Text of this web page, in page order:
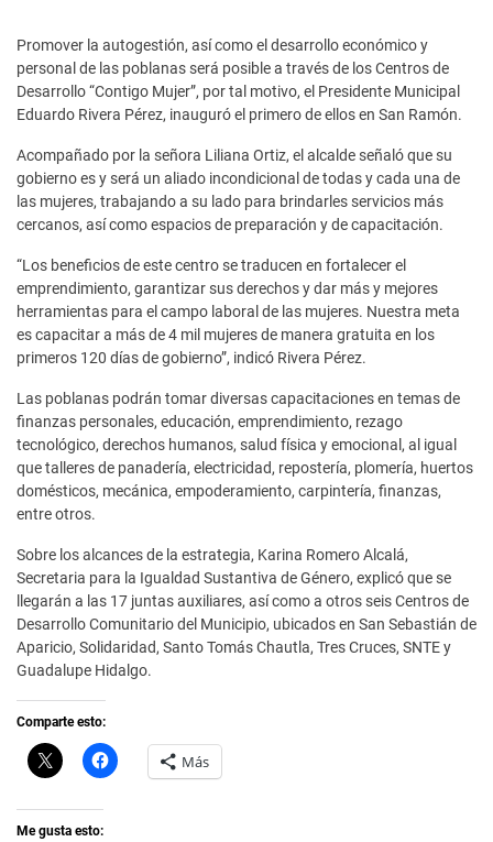
Promover la autogestión, así como el desarrollo económico y
personal de las poblanas será posible a través de los Centros de
Desarrollo “Contigo Mujer”, por tal motivo, el Presidente Municipal
Eduardo Rivera Pérez, inauguró el primero de ellos en San Ramón.
Acompañado por la señora Liliana Ortiz, el alcalde señaló que su
gobierno es y será un aliado incondicional de todas y cada una de
las mujeres, trabajando a su lado para brindarles servicios más
cercanos, así como espacios de preparación y de capacitación.
“Los beneficios de este centro se traducen en fortalecer el
emprendimiento, garantizar sus derechos y dar más y mejores
herramientas para el campo laboral de las mujeres. Nuestra meta
es capacitar a más de 4 mil mujeres de manera gratuita en los
primeros 120 días de gobierno”, indicó Rivera Pérez.
Las poblanas podrán tomar diversas capacitaciones en temas de
finanzas personales, educación, emprendimiento, rezago
tecnológico, derechos humanos, salud física y emocional, al igual
que talleres de panadería, electricidad, repostería, plomería, huertos
domésticos, mecánica, empoderamiento, carpintería, finanzas,
entre otros.
Sobre los alcances de la estrategia, Karina Romero Alcalá,
Secretaria para la Igualdad Sustantiva de Género, explicó que se
llegarán a las 17 juntas auxiliares, así como a otros seis Centros de
Desarrollo Comunitario del Municipio, ubicados en San Sebastián de
Aparicio, Solidaridad, Santo Tomás Chautla, Tres Cruces, SNTE y
Guadalupe Hidalgo.
Comparte esto:
C
l
k
t
H
a Más
Me gusta esto: